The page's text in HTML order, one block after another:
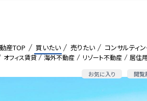
オフィス賃貸 海外不動産 リゾート不動産 居住
お気に入り 閲覧
産TOP 買いたい 売りたい コンサルティ